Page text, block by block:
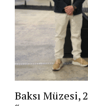
Baksı Müzesi,